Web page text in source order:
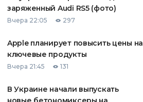
заряженный Audi RS5 (фото)
Вчера 22:05 297
Apple планирует повысить цены на
ключевые продукты
Вчера 21:45 131
В Украине начали выпускать